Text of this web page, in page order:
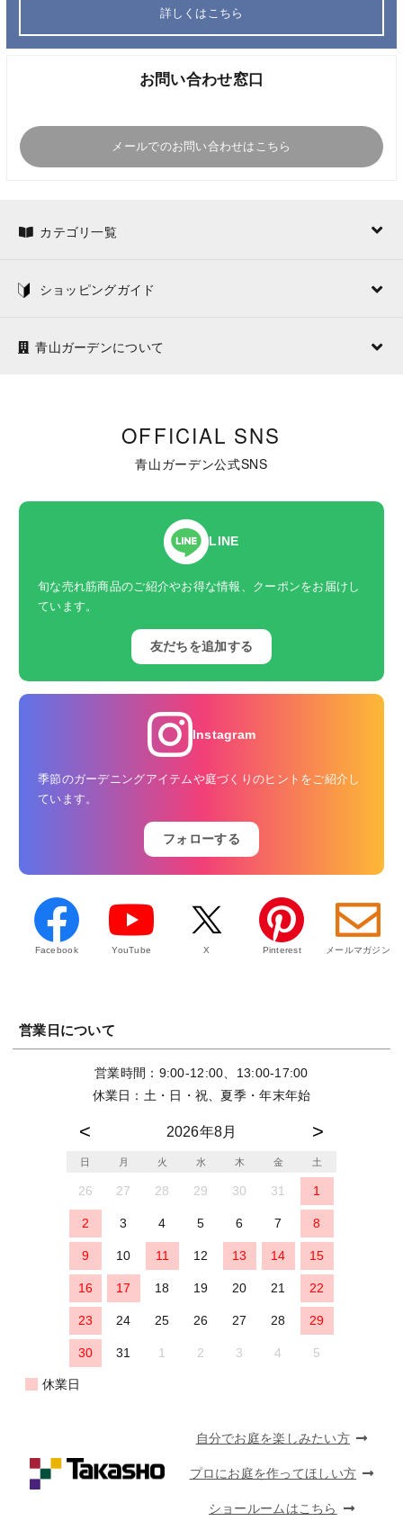
詳しくはこちら
お問い合わせ窓口
メールでのお問い合わせはこちら
カテゴリ一覧
ショッピングガイド
青山ガーデンについて
OFFICIAL SNS
青山ガーデン公式SNS
LINE
旬な売れ筋商品のご紹介やお得な情報、クーポンをお届けし
ています。
友だちを追加する
Instagram
季節のガーデニングアイテムや庭づくりのヒントをご紹介し
ています。
フォローする
Facebook YouTube X Pinterest メールマガジン
営業日について
営業時間：9:00-12:00、13:00-17:00
休業日：土・日・祝、夏季・年末年始
2026年8月
日 月 火 水 木 金 土
26 27 28 29 30 31 1
2 3 4 5 6 7 8
9 10 11 12 13 14 15
16 17 18 19 20 21 22
23 24 25 26 27 28 29
30 31 1 2 3 4 5
休業日
自分でお庭を楽しみたい方
プロにお庭を作ってほしい方
ショールームはこちら